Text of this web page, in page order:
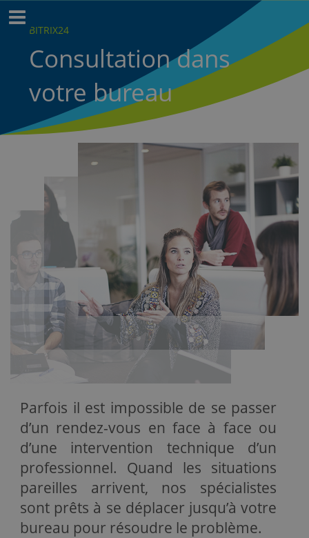
BITRIX24
Сonsultation dans
votre bureau
Parfois il est impossible de se passer
d’un rendez-vous en face à face ou
d’une intervention technique d’un
professionnel. Quand les situations
pareilles arrivent, nos spécialistes
sont prêts à se déplacer jusqu’à votre
bureau pour résoudre le problème.